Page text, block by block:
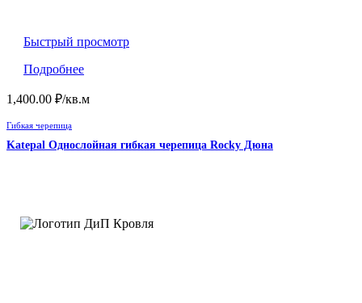
Быстрый просмотр
Подробнее
1,400.00 ₽/кв.м
Гибкая черепица
Katepal Однослойная гибкая черепица Rocky Дюна